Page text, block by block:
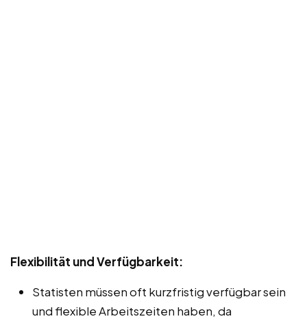
Flexibilität und Verfügbarkeit:
Statisten müssen oft kurzfristig verfügbar sein
und flexible Arbeitszeiten haben, da